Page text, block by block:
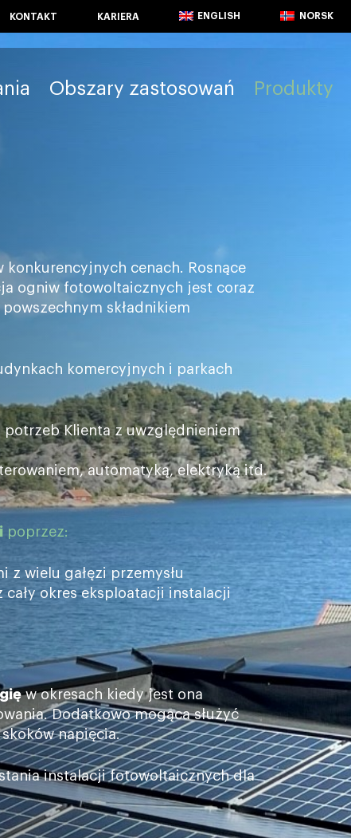
KONTAKT KARIERA ENGLISH NORSK
Obszary zastosowań Produkty
konkurencyjnych cenach. Rosnące
ogniw fotowoltaicznych jest coraz
składnikiem
komercyjnych i parkach
potrzeb Klienta z uwzględnieniem
automatyką, elektryką itd.
poprzez:
z wielu gałęzi przemysłu
okres eksploatacji instalacji
w okresach kiedy jest ona
Dodatkowo mogąca służyć
napięcia.
instalacji fotowoltaicznych dla